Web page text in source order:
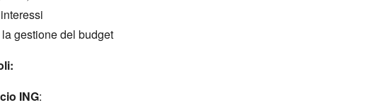
gestione del budget
ING: